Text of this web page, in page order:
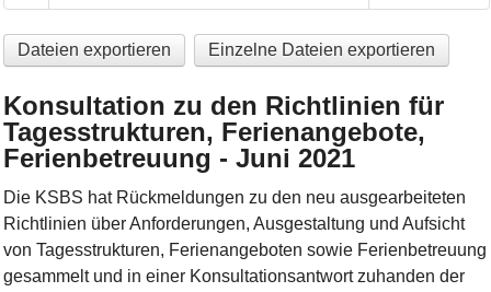
Dateien exportieren Einzelne Dateien exportieren
Konsultation zu den Richtlinien für
Tagesstrukturen, Ferienangebote,
Ferienbetreuung - Juni 2021
Die KSBS hat Rückmeldungen zu den neu ausgearbeiteten
Richtlinien über Anforderungen, Ausgestaltung und Aufsicht
von Tagesstrukturen, Ferienangeboten sowie Ferienbetreuung
gesammelt und in einer Konsultationsantwort zuhanden der